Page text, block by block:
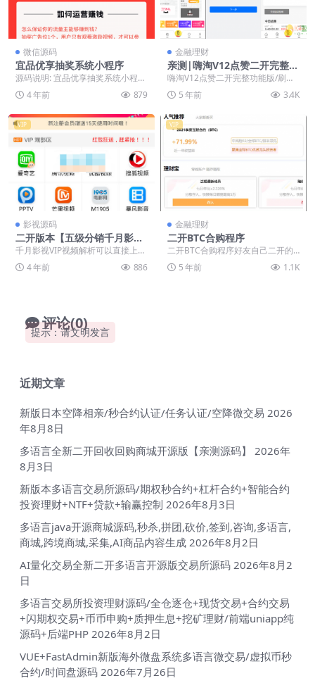
微信源码
宜品优享抽奖系统小程序
源码说明: 宜品优享抽奖系统小程序
是一款抽奖工具的小程序平台，特
点就是获客，而获...
4 年前 879
金融理财
亲测|嗨淘V12点赞二开完整功
能版/刷单/手动派单版本源码
嗨淘V12点赞二开完整功能版/刷单/
手动派单版本源码下载二开的后
台，和之前的刷单...
5 年前 3.4K
VIP
影视源码
二开版本【五级分销千月影视
VIP视频解析源码】
千月影视VIP视频解析可以直接上线
运营的， 这套源码经过精心修复和
美化。并且添加...
4 年前 886
VIP
金融理财
二开BTC合购程序
二开BTC合购程序好友自己二开的
版本，UI放到现在依然很漂亮。现
在币的热度有点高...
5 年前 1.1K
评论(0)
提示：请文明发言
近期文章
新版日本空降相亲/秒合约认证/任务认证/空降微交易 2026
年8月8日
多语言全新二开回收回购商城开源版【亲测源码】
2026年
8月3日
新版本多语言交易所源码/期权秒合约+杠杆合约+智能合约
投资理财+NTF+贷款+输赢控制 2026年8月3日
多语言java开源商城源码,秒杀,拼团,砍价,签到,咨询,多语言,
商城,跨境商城,采集,AI商品内容生成 2026年8月2日
AI量化交易全新二开多语言开源版交易所源码 2026年8月2
日
多语言交易所投资理财源码/全仓逐仓+现货交易+合约交易
+闪期权交易+币币申购+质押生息+挖矿理财/前端uniapp纯
源码+后端PHP 2026年8月2日
VUE+FastAdmin新版海外微盘系统多语言微交易/虚拟币秒
合约/时间盘源码 2026年7月26日